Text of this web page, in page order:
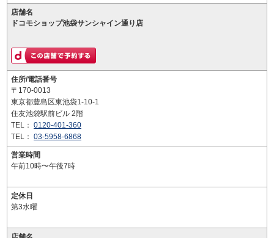
店舗名
ドコモショップ池袋サンシャイン通り店
住所/電話番号
〒170-0013
東京都豊島区東池袋1-10-1
住友池袋駅前ビル 2階
TEL： 0120-401-360
TEL： 03-5958-6868
営業時間
午前10時〜午後7時
定休日
第3水曜